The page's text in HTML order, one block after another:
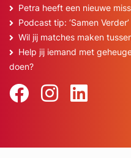
Petra heeft een nieuwe
Podcast tip: ‘Samen Verder’
Wil jij matches maken
Help jij iemand met
doen?